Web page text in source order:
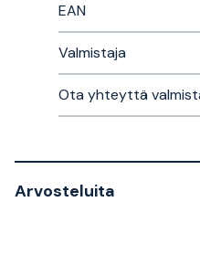
EAN
Valmistaja
Ota yhteyttä
Arvosteluita